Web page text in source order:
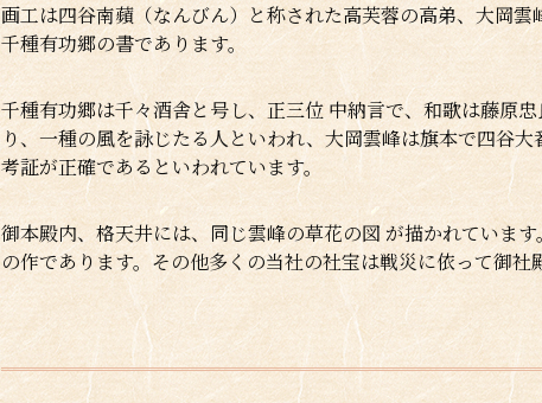
画工は四谷南蘋（なんびん）と称された高芙蓉の高弟、大岡
千種有功郷の書であります。
千種有功郷は千々酒舎と号し、正三位 中納言で、和歌は藤原
り、一種の風を詠じたる人といわれ、大岡雲峰は旗本で四谷
考証が正確であるといわれています。
御本殿内、格天井には、同じ雲峰の草花の図 が描かれていま
の作であります。その他多くの当社の社宝は戦災に依って御社